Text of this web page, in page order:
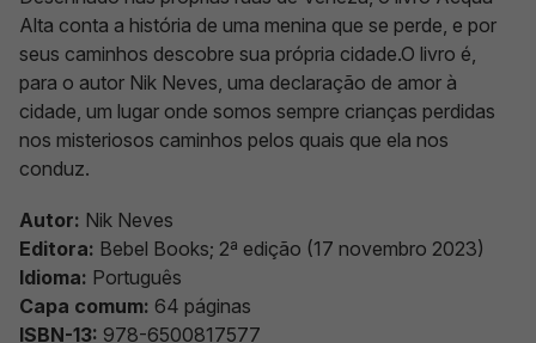
Alta conta a história de uma menina que se perde, e por
seus caminhos descobre sua própria cidade.O livro é,
para o autor Nik Neves, uma declaração de amor à
cidade, um lugar onde somos sempre crianças perdidas
nos misteriosos caminhos pelos quais que ela nos
conduz.
Autor: Nik Neves
Editora: Bebel Books; 2ª edição (17 novembro 2023)
Idioma: Português
Capa comum: 64 páginas
ISBN-13: 978-6500817577